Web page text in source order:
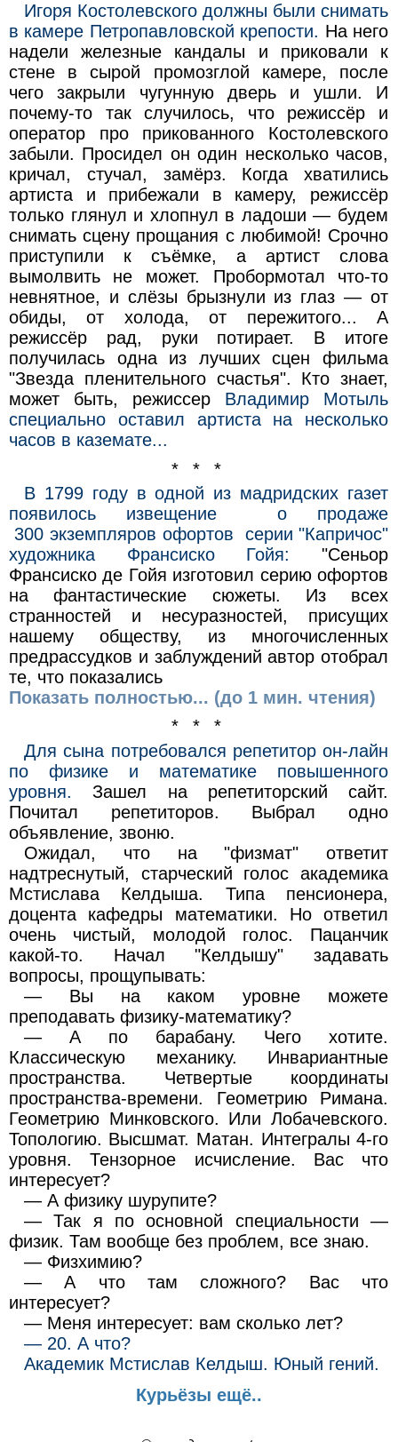
Игоря Костолевского должны были снимать
в камере Петропавловской крепости. На него
надели железные кандалы и приковали к
стене в сырой промозглой камере, после
чего закрыли чугунную дверь и ушли. И
почему-то так случилось, что режиссёр и
оператор про прикованного Костолевского
забыли. Просидел он один несколько часов,
кричал, стучал, замёрз. Когда хватились
артиста и прибежали в камеру, режиссёр
только глянул и хлопнул в ладоши — будем
снимать сцену прощания с любимой! Срочно
приступили к съёмке, а артист слова
вымолвить не может. Пробормотал что-то
невнятное, и слёзы брызнули из глаз — от
обиды, от холода, от пережитого... А
режиссёр рад, руки потирает. В итоге
получилась одна из лучших сцен фильма
"Звезда пленительного счастья". Кто знает,
может быть, режиссер Владимир Мотыль
специально оставил артиста на несколько
часов в каземате...
* * *
В 1799 году в одной из мадридских газет
появилось извещение о продаже
300 экземпляров офортов серии "Капричос"
художника Франсиско Гойя:
"Сеньор
Франсиско де Гойя изготовил серию офортов
на фантастические сюжеты. Из всех
странностей и несуразностей, присущих
нашему обществу, из многочисленных
предрассудков и заблуждений автор отобрал
те, что показались
Показать полностью... (до 1 мин. чтения)
* * *
Для сына потребовался репетитор он-лайн
по физике и математике повышенного
уровня. Зашел на репетиторский сайт.
Почитал репетиторов. Выбрал одно
объявление, звоню.
Ожидал, что на "физмат" ответит
надтреснутый, старческий голос академика
Мстислава Келдыша. Типа пенсионера,
доцента кафедры математики. Но ответил
очень чистый, молодой голос. Пацанчик
какой-то. Начал "Келдышу" задавать
вопросы, прощупывать:
— Вы на каком уровне можете
преподавать физику-математику?
— А по барабану. Чего хотите.
Классическую механику. Инвариантные
пространства. Четвертые координаты
пространства-времени. Геометрию Римана.
Геометрию Минковского. Или Лобачевского.
Топологию. Высшмат. Матан. Интегралы 4-го
уровня. Тензорное исчисление. Вас что
интересует?
— А физику шурупите?
— Так я по основной специальности —
физик. Там вообще без проблем, все знаю.
— Физхимию?
— А что там сложного? Вас что
интересует?
— Меня интересует: вам сколько лет?
— 20. А что?
Академик Мстислав Келдыш. Юный гений.
Курьёзы ещё..